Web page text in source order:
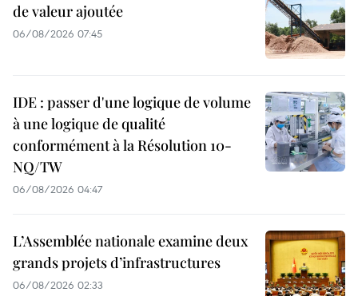
de valeur ajoutée
06/08/2026 07:45
IDE : passer d'une logique de volume
à une logique de qualité
conformément à la Résolution 10-
NQ/TW
06/08/2026 04:47
L’Assemblée nationale examine deux
grands projets d’infrastructures
06/08/2026 02:33